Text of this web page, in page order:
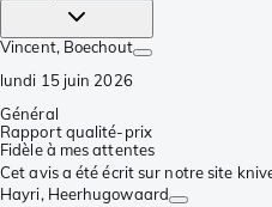
Vincent, Boechout
lundi 15 juin 2026
Général
Rapport qualité-prix
Fidèle à mes attentes
Cet avis a été écrit sur notre site
Hayri, Heerhugowaard